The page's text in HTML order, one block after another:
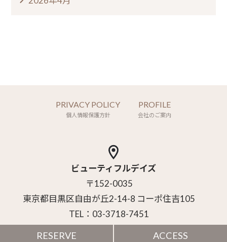
PRIVACY POLICY
個人情報保護方針
PROFILE
会社のご案内
ビューティフルデイズ
〒152-0035
東京都目黒区自由が丘2-14-8 コーポ住吉105
TEL：03-3718-7451
Copyright (C) Style Clotho Inc. All Rights Reserved.
RESERVE ACCESS